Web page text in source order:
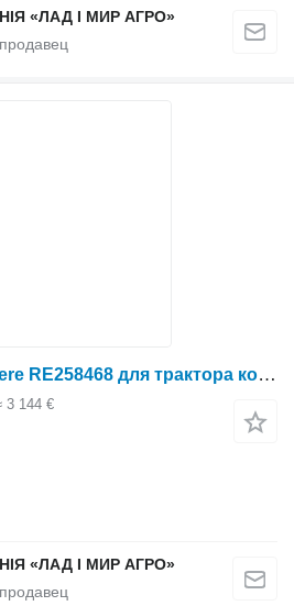
«ЛАД І МИР АГРО»
Гидронасос John Deere RE258468 для трактора колесного
3 144 €
«ЛАД І МИР АГРО»